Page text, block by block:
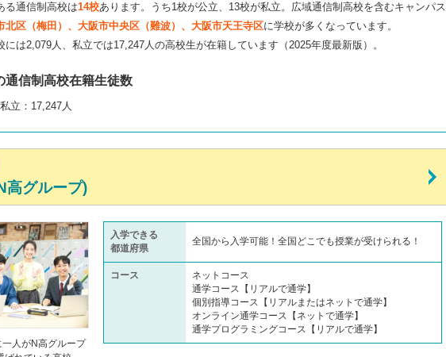
る通信制高校は14校あります。うち1校が公立、13校が私立。広域通信制高校を含むキャンパス
北区（梅田）、大阪市中央区（難波）、大阪市天王寺区に学校が多くなっています。
には2,079人、私立では17,247人の高校生が在籍しています（2025年度最新版）。
通信制高校在籍生徒数
立：17,247人
高グループ)
人がN高グループ
入学できる
都道府県
全国から入学可能！全国どこでも授業が受けられる！
コース
ネットコース
通学コース【リアルで通学】
個別指導コース【リアルまたはネットで通学】
オンライン通学コース【ネットで通学】
通学プログラミングコース【リアルで通学】